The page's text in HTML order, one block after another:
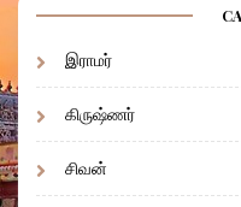
இராமர்
கிருஷ்ணர்
சிவன்